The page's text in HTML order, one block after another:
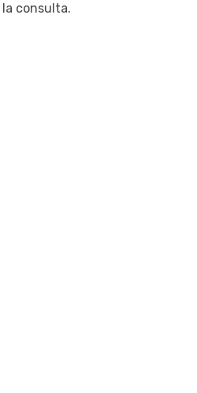
la consulta.